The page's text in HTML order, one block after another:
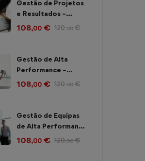
Gestão de Projetos
e Resultados –
Método Órbita
108,00 € 120,00 €
Gestão de Alta
Performance –
Método Navegador
108,00 € 120,00 €
Gestão de Equipas
de Alta Performance
– Método CORE
108,00 € 120,00 €